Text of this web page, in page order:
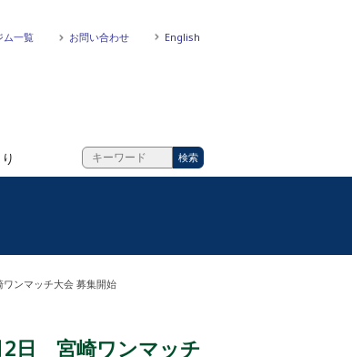
ム一覧 お問い合わせ English
ンマッチ大会 募集開始
2日 宮崎ワンマッチ